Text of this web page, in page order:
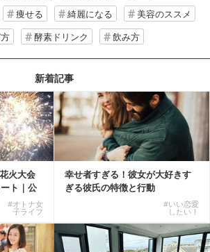
痩せる 綺麗になる
美容のススメ
酵素ドリンク 飲み方
新着記事
火大会
ト｜公
#オトナ女
子ライフ
幸せ者すぎる！彼女が大好きす
ぎる彼氏の特徴と行動
#いい恋愛
したい！